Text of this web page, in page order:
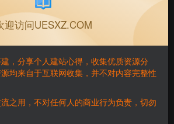
三网H5模拟经营游戏+王大爷的幸福生活内购版+Linux手工服务端+逆向源码+解压即玩+详细搭建教程
请付费后查看
￥5
登录购买
迎访问UESXZ.COM
，分享个人建站心得，收集优质资源分
均来自于互联网收集，并不对内容完整性
之用，不对任何人的商业行为负责，切勿